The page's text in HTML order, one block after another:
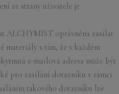
ze strany uživatele je
ALCHYMIST oprávněna zasílat
materiály s tím, že v každém
e-mailová adresa může být
pro zasílání dotazníku v rámci
takového dotazníku lze